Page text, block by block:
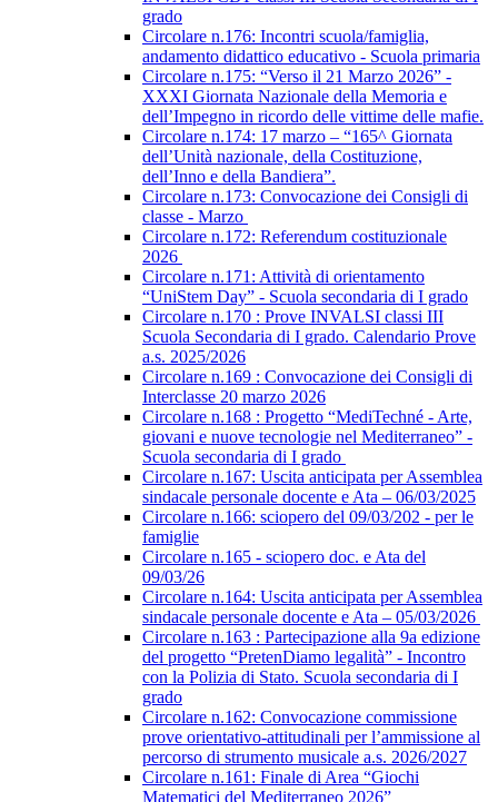
grado
Circolare n.176: Incontri scuola/famiglia,
andamento didattico educativo - Scuola primaria
Circolare n.175: “Verso il 21 Marzo 2026” -
XXXI Giornata Nazionale della Memoria e
dell’Impegno in ricordo delle vittime delle mafie.
Circolare n.174: 17 marzo – “165^ Giornata
dell’Unità nazionale, della Costituzione,
dell’Inno e della Bandiera”.
Circolare n.173: Convocazione dei Consigli di
classe - Marzo
Circolare n.172: Referendum costituzionale
2026
Circolare n.171: Attività di orientamento
“UniStem Day” - Scuola secondaria di I grado
Circolare n.170 : Prove INVALSI classi III
Scuola Secondaria di I grado. Calendario Prove
a.s. 2025/2026
Circolare n.169 : Convocazione dei Consigli di
Interclasse 20 marzo 2026
Circolare n.168 : Progetto “MediTechné - Arte,
giovani e nuove tecnologie nel Mediterraneo” -
Scuola secondaria di I grado
Circolare n.167: Uscita anticipata per Assemblea
sindacale personale docente e Ata – 06/03/2025
Circolare n.166: sciopero del 09/03/202 - per le
famiglie
Circolare n.165 - sciopero doc. e Ata del
09/03/26
Circolare n.164: Uscita anticipata per Assemblea
sindacale personale docente e Ata – 05/03/2026
Circolare n.163 : Partecipazione alla 9a edizione
del progetto “PretenDiamo legalità” - Incontro
con la Polizia di Stato. Scuola secondaria di I
grado
Circolare n.162: Convocazione commissione
prove orientativo-attitudinali per l’ammissione al
percorso di strumento musicale a.s. 2026/2027
Circolare n.161: Finale di Area “Giochi
Matematici del Mediterraneo 2026”